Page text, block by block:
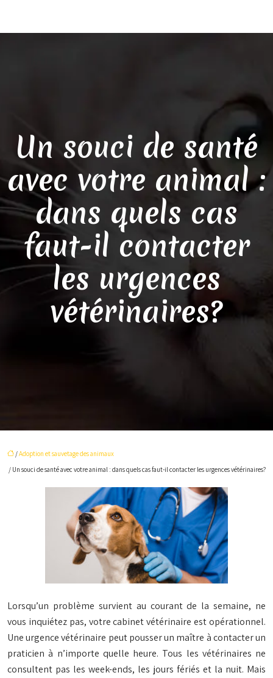
Un souci de santé
avec votre animal :
dans quels cas
faut-il contacter
les urgences
vétérinaires?
/Adoption et sauvetage des animaux
/ Un souci de santé avec votre animal : dans quels cas faut-il contacter les urgences vétérinaires?
Lorsqu’un problème survient au courant de la semaine, ne
vous inquiétez pas, votre cabinet vétérinaire est opérationnel.
Une urgence vétérinaire peut pousser un maître à contacter un
praticien à n’importe quelle heure. Tous les vétérinaires ne
consultent pas les week-ends, les jours fériés et la nuit. Mais